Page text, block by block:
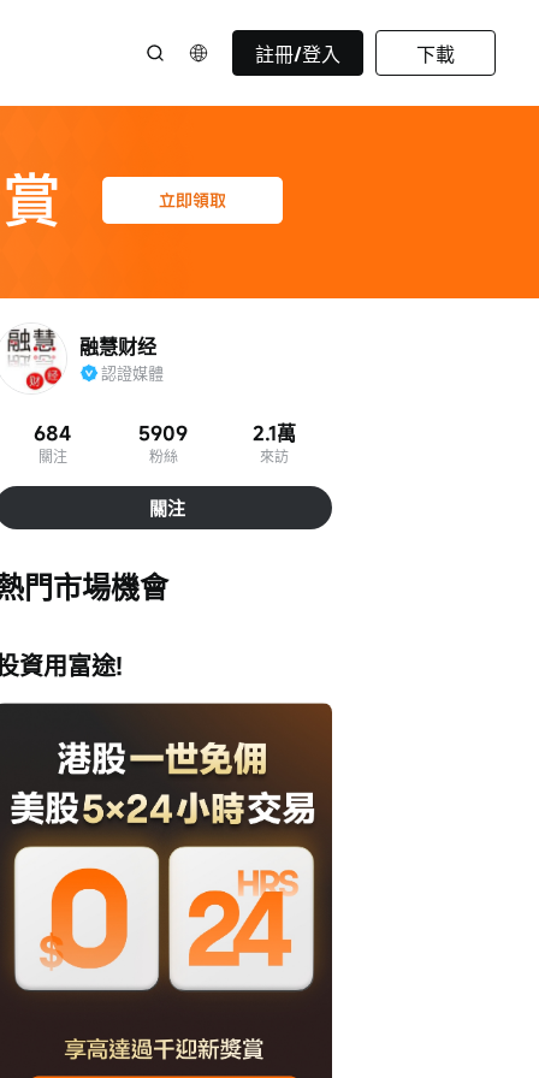
註冊/登入 下載
融慧财经
認證媒體
684
關注
5909
粉絲
2.1萬
來訪
關注
門市場機會
資用富途!